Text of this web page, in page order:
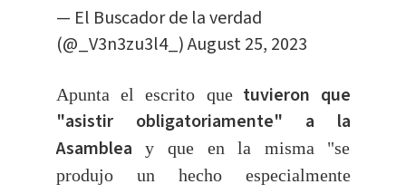
— El Buscador de la verdad
(@_V3n3zu3l4_)August 25, 2023
Apunta el escrito quetuvieron que
"asistir obligatoriamente" a la
Asamblea y que en la misma "se
produjo un hecho especialmente